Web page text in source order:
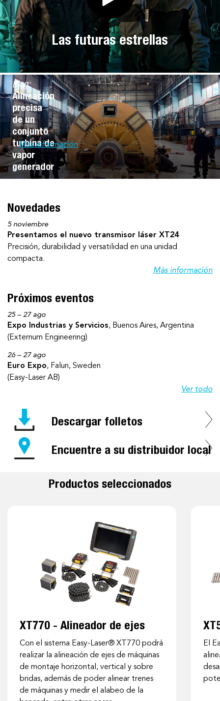
Las futuras estrellas
Blog:
Alineación
precisa
de un
conjunto
turbina de
vapor
generador
Más información
Novedades
5 noviembre
Presentamos el nuevo transmisor láser XT24
Precisión, durabilidad y versatilidad en una unidad
compacta.
Más información
Próximos eventos
25 – 27 ago
Expo Industrias y Servicios, Buenos Aires, Argentina
(Externum Engineering)
26 – 27 ago
Euro Expo, Falun, Sweden
(Easy-Laser AB)
Ver todo
Descargar folletos
Encuentre a su distribuidor local
Productos seleccionados
XT770 - Alineador de ejes
Con el sistema Easy-Laser® XT770 podrá
realizar la alineación de ejes de máquinas
de montaje horizontal, vertical y sobre
bridas, además de poder alinear trenes
de máquinas y medir el alabeo de la
El